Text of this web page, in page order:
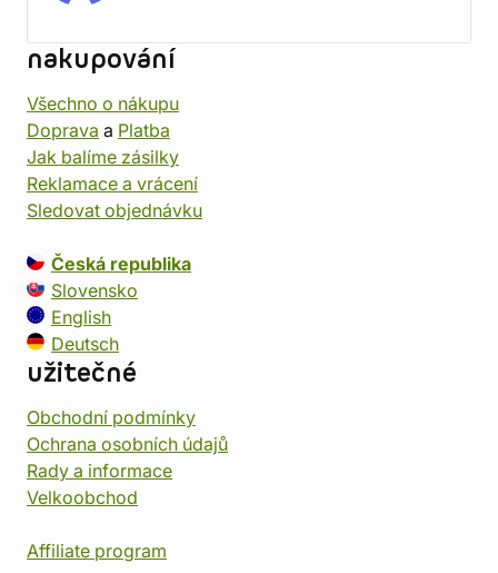
nakupování
Všechno o nákupu
Doprava a Platba
Jak balíme zásilky
Reklamace a vrácení
Sledovat objednávku
Česká republika
Slovensko
English
Deutsch
užitečné
Obchodní podmínky
Ochrana osobních údajů
Rady a informace
Velkoobchod
Affiliate program